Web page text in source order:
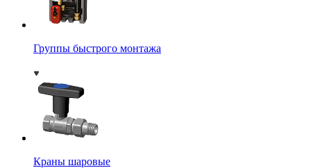
Группы быстрого монтажа
Краны шаровые